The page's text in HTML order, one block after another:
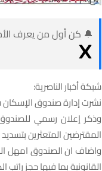
🔔 كن أول من يعرف
شبكة أخبار الناصرية:
نشرت إدارة صندوق الإسكان
وذكر إعلان رسمي
المقترضين المتعثرين
واضاف ان الصندوق امهل
القانونية بما فيها حجز راتب